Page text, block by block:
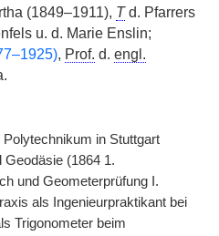
(1849–1911), Td. Pfarrers
u. d. Marie Enslin;
, Prof. d. engl.
in Stuttgart
Geodäsie (1864 1.
und Geometerprüfung I.
als Ingenieurpraktikant bei
Trigonometer beim